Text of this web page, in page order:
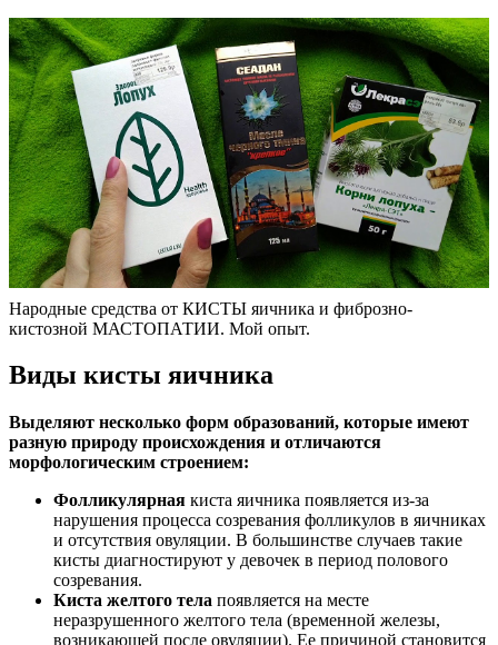
Народные средства от КИСТЫ яичника и фиброзно-
кистозной МАСТОПАТИИ. Мой опыт.
Виды кисты яичника
Выделяют несколько форм образований, которые имеют
разную природу происхождения и отличаются
морфологическим строением:
Фолликулярная киста яичника появляется из-за
нарушения процесса созревания фолликулов в яичниках
и отсутствия овуляции. В большинстве случаев такие
кисты диагностируют у девочек в период полового
созревания.
Киста желтого тела появляется на месте
неразрушенного желтого тела (временной железы,
возникающей после овуляции). Ее причиной становится